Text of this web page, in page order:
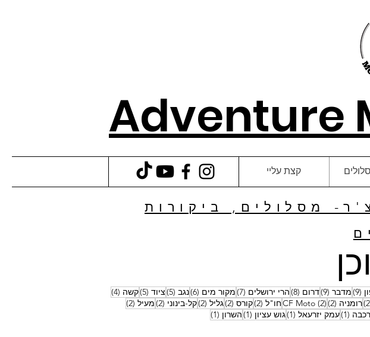
Adventure
קצת עליי
מסלולים, ביקורות
(9) 9 פוסטיםמדבר (9) 9 פוסטיםדרום (8) 8 פוסטיםהרי ירושלים (7) 7 פוסטיםמקור מים (6) 6 פוסטיםנגב (5) 5 פוסטיםציוד (5) 5 פוסטיםקשה (4) 4 פוסטים
2 פוסטיםרומניה (2) 2 פוסטים CF Moto (2) 2 פוסטיםחו"ל (2) 2 פוסטיםקורס (2) 2 פוסטיםגליל (2) 2 פוסטיםקל-בינוני (2) 2 פוסטיםמעיל (2) 2 פוסטים
1
(1) פוסט 1
עמק יזרעאל (1) פוסט 1
גוש עציון (1) פוסט 1
השרון (1) פוסט 1